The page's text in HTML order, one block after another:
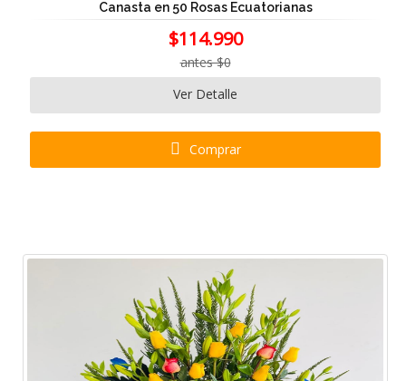
Canasta en 50 Rosas Ecuatorianas
$114.990
antes $0
Ver Detalle
Comprar